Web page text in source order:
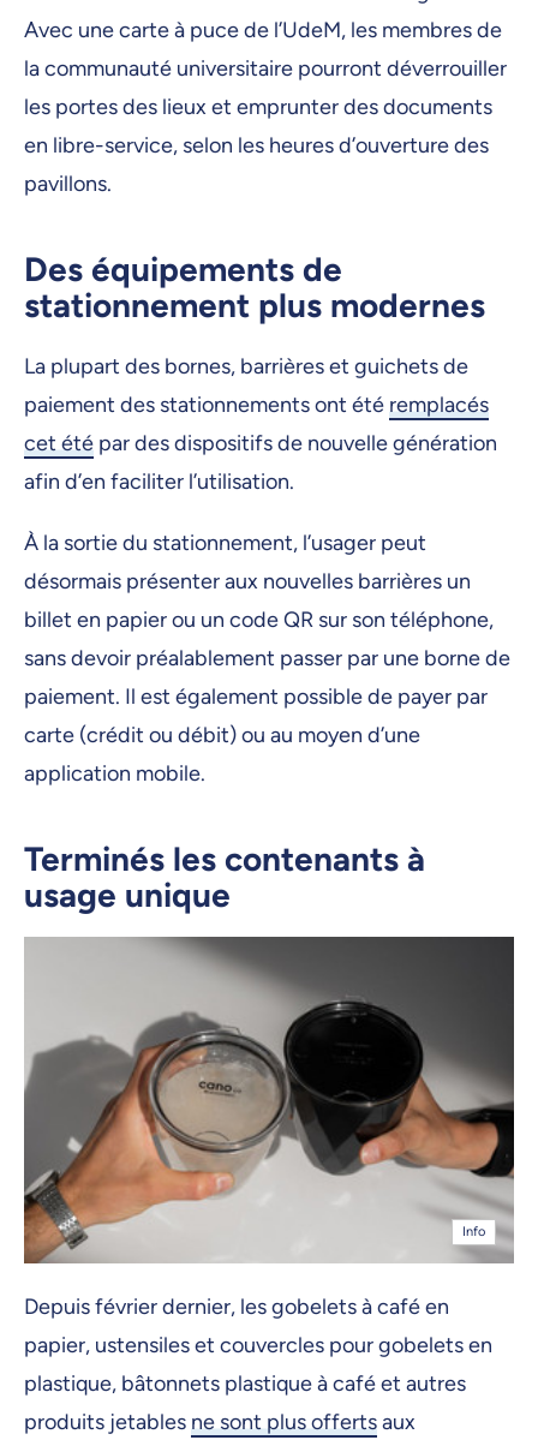
Avec une carte à puce de l’UdeM, les membres de
la communauté universitaire pourront déverrouiller
les portes des lieux et emprunter des documents
en libre-service, selon les heures d’ouverture des
pavillons.
Des équipements de
stationnement plus modernes
La plupart des bornes, barrières et guichets de
paiement des stationnements ont été remplacés
cet été par des dispositifs de nouvelle génération
afin d’en faciliter l’utilisation.
À la sortie du stationnement, l’usager peut
désormais présenter aux nouvelles barrières un
billet en papier ou un code QR sur son téléphone,
sans devoir préalablement passer par une borne de
paiement. Il est également possible de payer par
carte (crédit ou débit) ou au moyen d’une
application mobile.
Terminés les contenants à
usage unique
Info
Depuis février dernier, les gobelets à café en
papier, ustensiles et couvercles pour gobelets en
plastique, bâtonnets plastique à café et autres
produits jetables ne sont plus offertsaux